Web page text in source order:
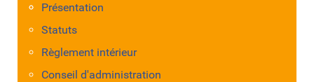
Présentation
Statuts
Règlement intérieur
Conseil d'administration